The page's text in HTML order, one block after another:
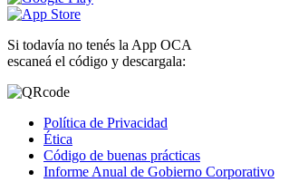
Si todavía no tenés la App OCA
escaneá el código y descargala:
Política de Privacidad
Ética
Código de buenas prácticas
Informe Anual de Gobierno Corporativo